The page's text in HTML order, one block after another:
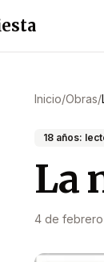
Inicio/Obras/
18 años:
La
4 de